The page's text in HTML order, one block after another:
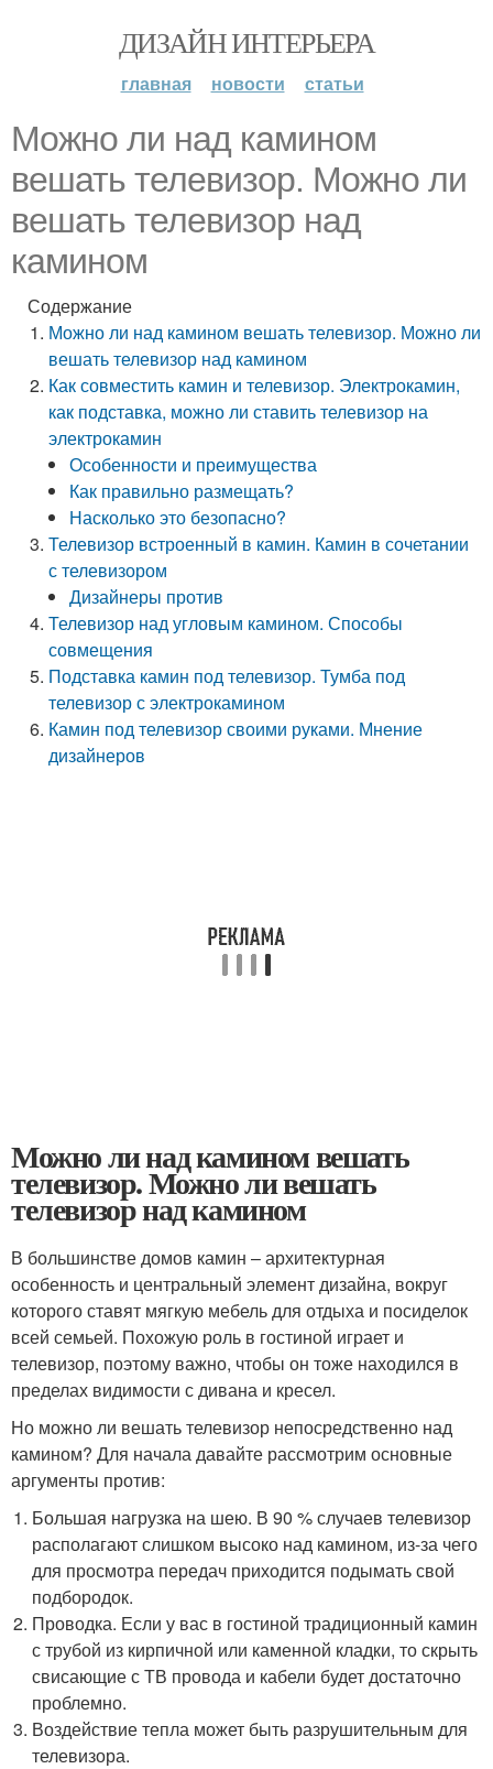
ДИЗАЙН ИНТЕРЬЕРА
главная новости статьи
Можно ли над камином
вешать телевизор. Можно ли
вешать телевизор над
камином
Содержание
Можно ли над камином вешать телевизор. Можно ли
вешать телевизор над камином
Как совместить камин и телевизор. Электрокамин,
как подставка, можно ли ставить телевизор на
электрокамин
Особенности и преимущества
Как правильно размещать?
Насколько это безопасно?
Телевизор встроенный в камин. Камин в сочетании
с телевизором
Дизайнеры против
Телевизор над угловым камином. Способы
совмещения
Подставка камин под телевизор. Тумба под
телевизор с электрокамином
Камин под телевизор своими руками. Мнение
дизайнеров
Можно ли над камином вешать
телевизор. Можно ли вешать
телевизор над камином
В большинстве домов камин – архитектурная
особенность и центральный элемент дизайна, вокруг
которого ставят мягкую мебель для отдыха и посиделок
всей семьей. Похожую роль в гостиной играет и
телевизор, поэтому важно, чтобы он тоже находился в
пределах видимости с дивана и кресел.
Но можно ли вешать телевизор непосредственно над
камином? Для начала давайте рассмотрим основные
аргументы против:
Большая нагрузка на шею. В 90 % случаев телевизор
располагают слишком высоко над камином, из-за чего
для просмотра передач приходится подымать свой
подбородок.
Проводка. Если у вас в гостиной традиционный камин
с трубой из кирпичной или каменной кладки, то скрыть
свисающие с ТВ провода и кабели будет достаточно
проблемно.
Воздействие тепла может быть разрушительным для
телевизора.